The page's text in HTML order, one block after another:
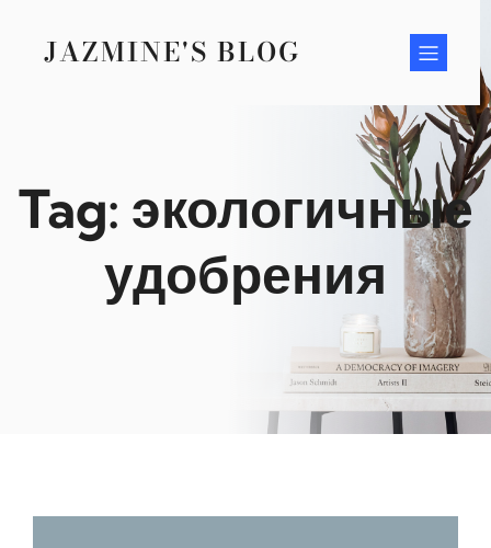
contentJAZMINE'S BLOG
Tag: экологичные
удобрения